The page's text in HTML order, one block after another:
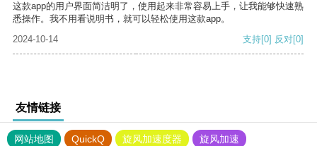
这款app的用户界面简洁明了，使用起来非常容易上手，让我能够快速熟
悉操作。我不用看说明书，就可以轻松使用这款app。
2024-10-14
支持[0] 反对[0]
友情链接
网站地图 QuickQ 旋风加速度器
旋风加速